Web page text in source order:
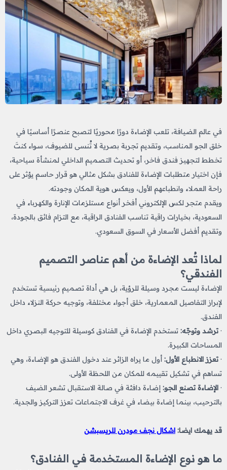
في عالم الضيافة، تلعب الإضاءة دورًا محوريًا لتصبح عنصرًا أساسيًا في
خلق الجو المناسب، وتقديم تجربة بصرية لا تُنسى للضيوف، سواء كنتَ
تخطط لتجهيز فندق فاخر، أو تحديث التصميم الداخلي لمنشأة سياحية،
فإن اختيار متطلبات الإضاءة للفنادق بشكل مثالي هو قرار حاسم يؤثر على
راحة العملاء وانطباعهم الأول، ويعكس هوية المكان وجودته.
ويقدم متجر لكس الإلكتروني أفخر أنواع مستلزمات الإنارة والكهرباء في
السعودية، بخيارات راقية تناسب الفنادق الراقية، مع التزام فائق بالجودة،
وتقديم أفضل الأسعار في السوق السعودي.
لماذا تُعد الإضاءة من أهم عناصر التصميم
الفندقي؟
الإضاءة ليست مجرد وسيلة للرؤية، بل هي أداة تصميم رئيسية تستخدم
لإبراز التفاصيل المعمارية، خلق أجواء مختلفة، وتوجيه حركة النزلاء داخل
الفندق.
· ترشد وتوجّه: تستخدم الإضاءة في الفنادق كوسيلة للتوجيه البصري داخل
المساحات الكبيرة.
· تعزز الانطباع الأول: أول ما يراه الزائر عند دخول الفندق هو الإضاءة، وهي
تساهم في تشكيل تقييمه للمكان من اللحظة الأولى.
· الإضاءة تصنع الجو: إضاءة دافئة في صالة الاستقبال تشعر الضيف
بالترحيب، بينما إضاءة بيضاء في غرف الاجتماعات تعزز التركيز والجدية.
قد يهمك ايضا: اشكال نجف مودرن للريسبشن
ما هو نوع الإضاءة المستخدمة في الفنادق؟